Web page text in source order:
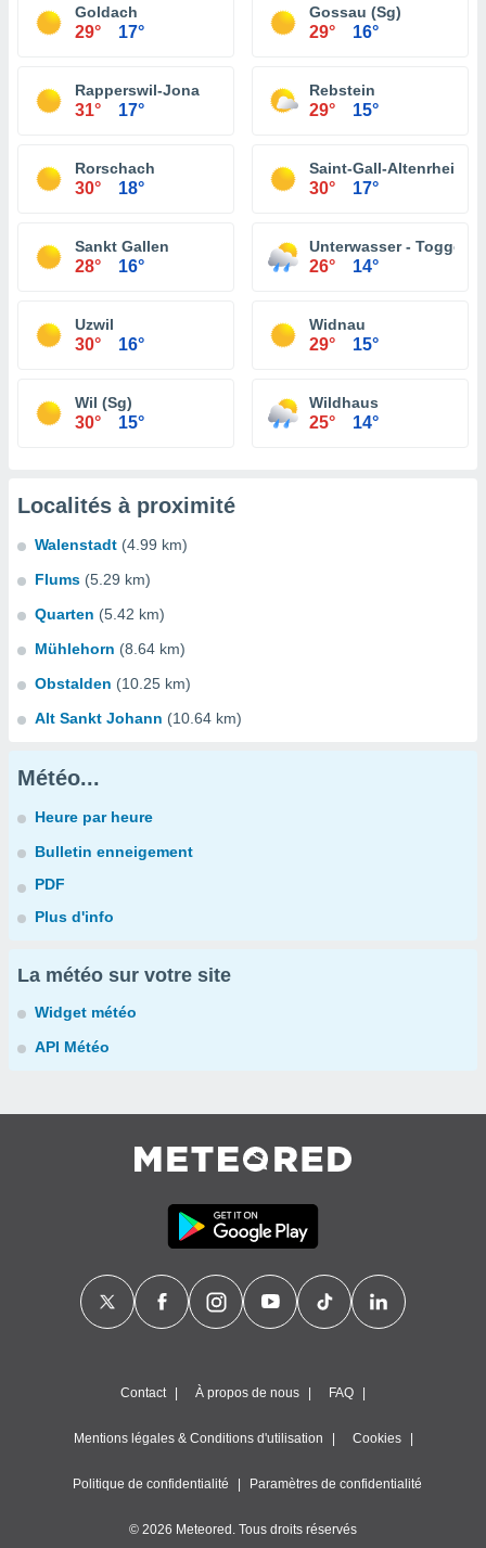
Goldach
29° 17°
Gossau (Sg)
29° 16°
Rapperswil-Jona
31° 17°
Rebstein
29° 15°
Rorschach
30° 18°
Saint-Gall-Altenrhein
30° 17°
Sankt Gallen
28° 16°
Unterwasser -
26° 14°
Uzwil
30° 16°
Widnau
29° 15°
Wil (Sg)
30° 15°
Wildhaus
25° 14°
Localités à proximité
Walenstadt (4.99 km)
Flums (5.29 km)
Quarten (5.42 km)
Mühlehorn (8.64 km)
Obstalden (10.25 km)
Alt Sankt Johann (10.64 km)
Météo...
Heure par heure
Bulletin enneigement
PDF
Plus d'info
La météo sur votre site
Widget météo
API Météo
Contact À propos de nous FAQ
Mentions légales & Conditions d'utilisation Cookies
Politique de confidentialité Paramètres de confidentialité
© 2026 Meteored. Tous droits réservés